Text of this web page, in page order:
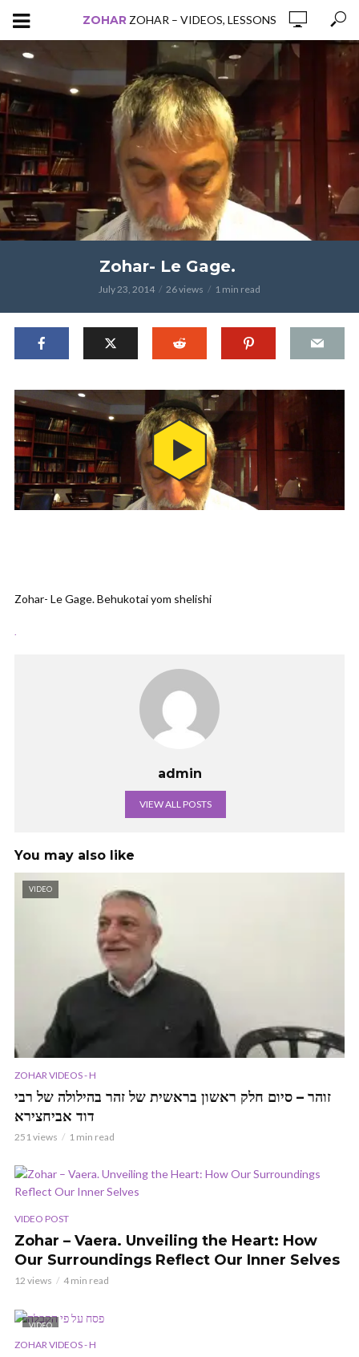
ZOHAR ZOHAR – VIDEOS, LESSONS
Zohar- Le Gage.
July 23, 2014 26 views 1 min read
Zohar- Le Gage. Behukotai yom shelishi
admin
VIEW ALL POSTS
You may also like
VIDEO
ZOHAR VIDEOS - H
זוהר – סיום חלק ראשון בראשית של זהר בהילולה של רבי
דוד אביחצירא
251 views 1 min read
VIDEO POST
Zohar – Vaera. Unveiling the Heart: How
Our Surroundings Reflect Our Inner Selves
12 views 4 min read
VIDEO
ZOHAR VIDEOS - H